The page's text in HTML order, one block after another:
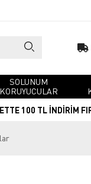
SOLUNUM
KORUYUCULAR
100 TL İNDİRİM